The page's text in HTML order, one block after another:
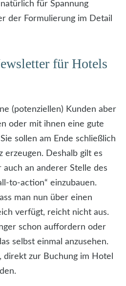
für Spannung
der Formulierung im Detail
für Hotels
(potenziellen) Kunden aber
oder mit ihnen eine gute
sollen am Ende schließlich
erzeugen. Deshalb gilt es
auch an anderer Stelle des
to-action“ einzubauen.
man nun über einen
verfügt, reicht nicht aus.
schon auffordern oder
selbst einmal anzusehen.
zur Buchung im Hotel